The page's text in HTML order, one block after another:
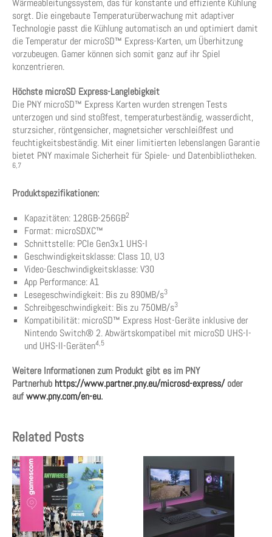
Wärmeableitungssystem, das für konstante und effiziente Kühlung
sorgt. Die eingebaute Temperaturüberwachung mit adaptiver
Technologie passt die Kühlung automatisch an und optimiert damit
die Temperatur der microSD™ Express-Karten, um Überhitzung
vorzubeugen. Gamer können sich somit ganz auf ihr Spiel
konzentrieren.
Höchste microSD Express-Langlebigkeit
Die PNY microSD™ Express Karten wurden strengen Tests
unterzogen und sind stoßfest, temperaturbeständig, wasserdicht,
sturzsicher, röntgensicher, magnetsicher verschleißfest und
feuchtigkeitsbeständig. Mit einer limitierten lebenslangen Garantie
bietet PNY maximale Sicherheit für Spiele- und Datenbibliotheken.
6,7
Produktspezifikationen:
Kapazitäten: 128GB-256GB2
Format: microSDXC™
Schnittstelle: PCIe Gen3x1 UHS-I
Geschwindigkeitsklasse: Class 10, U3
Video-Geschwindigkeitsklasse: V30
App Performance: A1
Lesegeschwindigkeit: Bis zu 890MB/s3
Schreibgeschwindigkeit: Bis zu 750MB/s3
Kompatibilität: microSD™ Express Host-Geräte inklusive der
Nintendo Switch® 2. Abwärtskompatibel mit microSD UHS-I-
und UHS-II-Geräten4,5
Weitere Informationen zum Produkt gibt es im PNY
Partnerhub https://www.partner.pny.eu/microsd-express/oder
aufwww.pny.com/en-eu.
Related Posts